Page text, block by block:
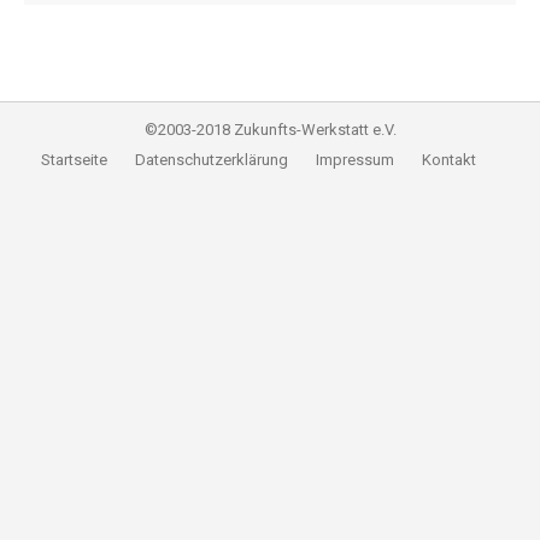
©2003-2018 Zukunfts-Werkstatt e.V.
Startseite
Datenschutzerklärung Impressum Kontakt